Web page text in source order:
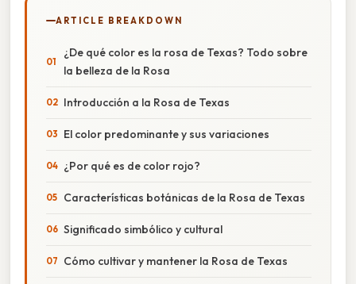
ARTICLE BREAKDOWN
¿De qué color es la rosa de Texas? Todo sobre
la belleza de la Rosa
Introducción a la Rosa de Texas
El color predominante y sus variaciones
¿Por qué es de color rojo?
Características botánicas de la Rosa de Texas
Significado simbólico y cultural
Cómo cultivar y mantener la Rosa de Texas